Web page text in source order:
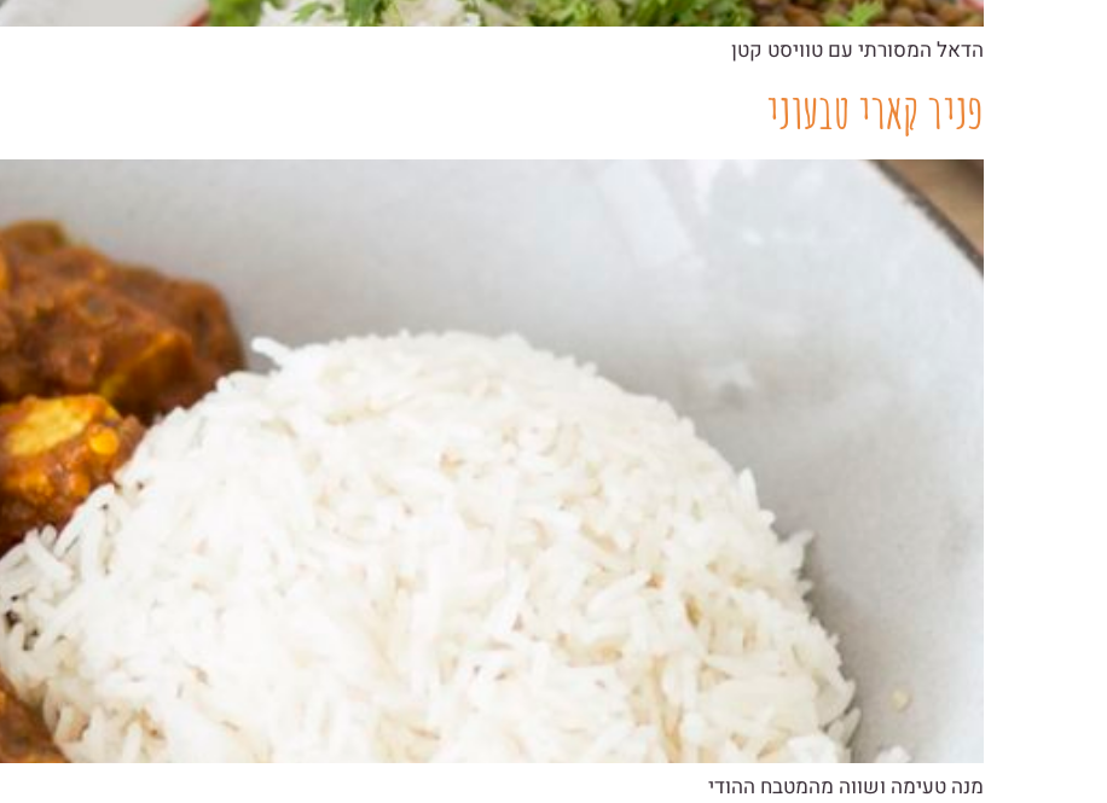
הדאל המסורתי עם טוויסט קטן
פניר קארי טבעוני
מנה טעימה ושווה מהמטבח ההודי